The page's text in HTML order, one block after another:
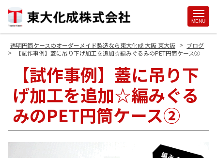
MENU
透明円筒ケースのオーダーメイド製造なら東大化成 大阪 東大阪 > ブログ
> 【試作事例】蓋に吊り下げ加工を追加☆編みぐるみのPET円筒ケース②
【試作事例】蓋に吊り下
げ加工を追加☆編みぐる
みのPET円筒ケース②
Site
Footer